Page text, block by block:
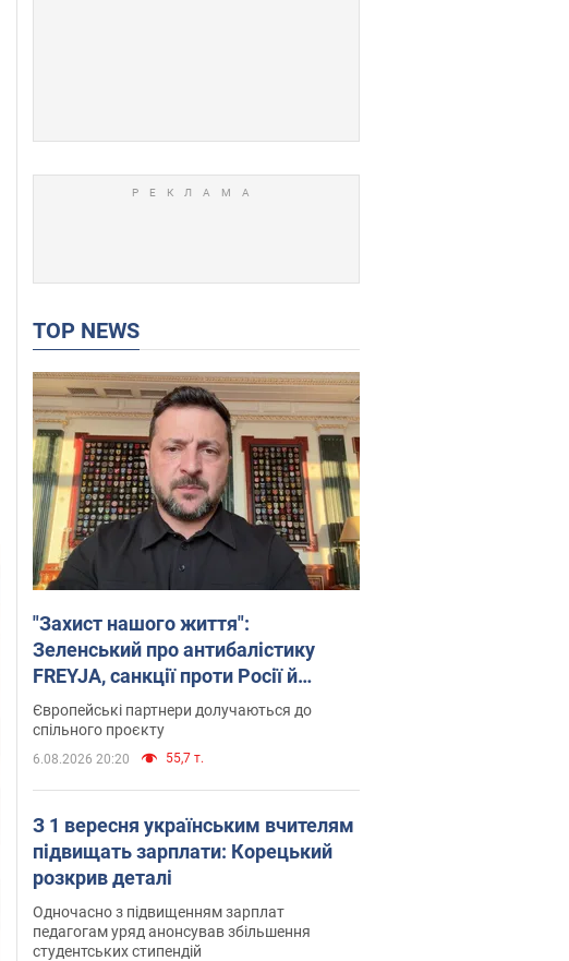
TOP NEWS
"Захист нашого життя":
Зеленський про антибалістику
FREYJA, санкції проти Росії й
підтримку аграріїв. Відео
Європейські партнери долучаються до
спільного проєкту
6.08.2026 20:20 55,7 т.
З 1 вересня українським вчителям
підвищать зарплати: Корецький
розкрив деталі
Одночасно з підвищенням зарплат
педагогам уряд анонсував збільшення
студентських стипендій